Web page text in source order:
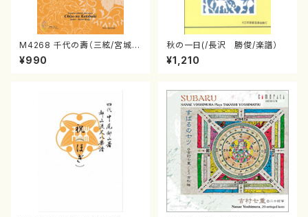
M4268 千代の壽（三絃/宮城道
雄著・宮城宗家監修/三絃楽譜）
¥990
秋の一日(/長沢 勝俊/楽譜）
¥1,210